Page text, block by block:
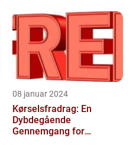
08 januar 2024
Kørselsfradrag: En
Dybdegående
Gennemgang for